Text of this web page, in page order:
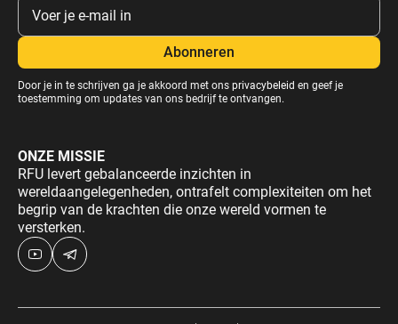
Door je in te schrijven ga je akkoord met ons privacybeleid en geef je
toestemming om updates van ons bedrijf te ontvangen.
ONZE MISSIE
RFU levert gebalanceerde inzichten in
wereldaangelegenheden, ontrafelt complexiteiten om het
begrip van de krachten die onze wereld vormen te
versterken.